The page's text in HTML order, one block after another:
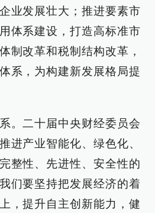
业发展壮大；推进要素市
体系建设，打造高标准市
制改革和税制结构改革，
系，为构建新发展格局提
。二十届中央财经委员会
进产业智能化、绿色化、
整性、先进性、安全性的
们要坚持把发展经济的着
，提升自主创新能力，健